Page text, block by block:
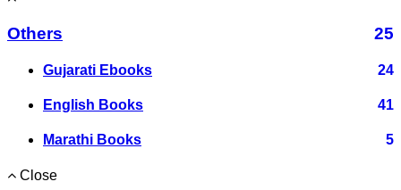
Others 25
Gujarati Ebooks 24
English Books 41
Marathi Books 5
Close